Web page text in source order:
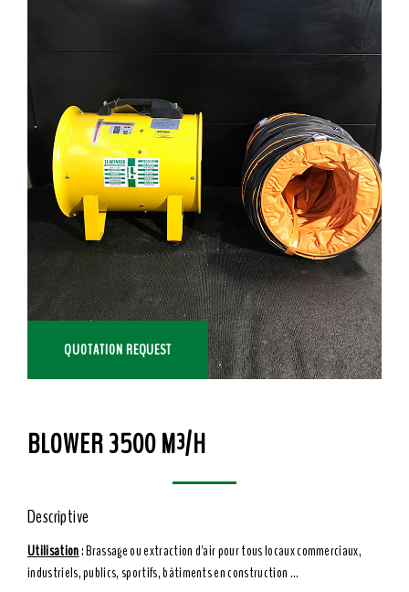
QUOTATION REQUEST
BLOWER 3500 M³/H
Descriptive
Utilisation: Brassage ou extraction d'air pour tous locaux commerciaux,
industriels, publics, sportifs, bâtiments en construction ...